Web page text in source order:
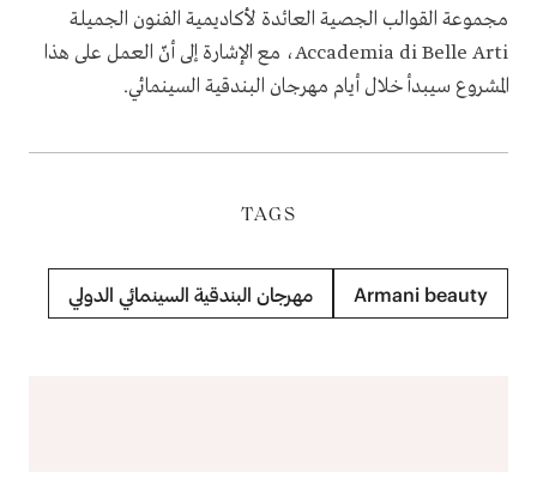
مجموعة القوالب الجصية العائدة لأكاديمية الفنون الجميلة
Accademia di Belle Arti، مع الإشارة إلى أنّ العمل على هذا
المشروع سيبدأ خلال أيام مهرجان البندقية السينمائي.
TAGS
Armani beauty مهرجان البندقية السينمائي الدولي